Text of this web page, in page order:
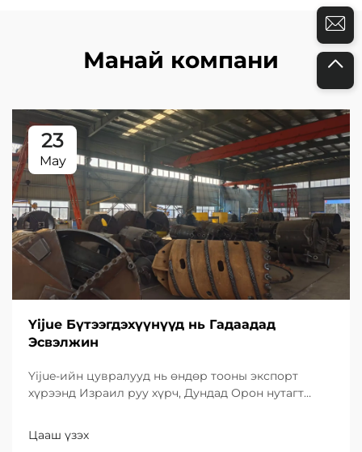
Манай компани
23
May
Yijue Бүтээгдэхүүнүүд нь Гадаадад
Эсвэлжин
Yijue-ийн цувралууд нь өндөр тооны экспорт
хүрээнд Израил руу хүрч, Дундад Орон нутагт
танилцуулж байна.
Цааш үзэх